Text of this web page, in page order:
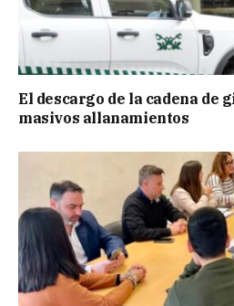
El descargo de la cadena de
masivos allanamientos